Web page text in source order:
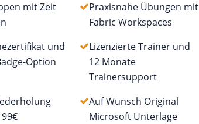
mit Zeit
Praxisnahe Übungen mit
Fabric Workspaces
und
Option
Lizenzierte Trainer und
12 Monate
Trainersupport
Auf Wunsch Original
Microsoft Unterlage